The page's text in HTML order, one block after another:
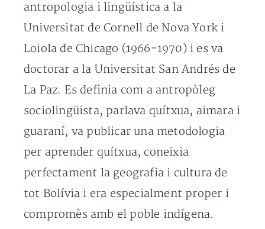
antropologia i lingüística a la
Universitat de Cornell de Nova York i
Loiola de Chicago (1966-1970) i es va
doctorar a la Universitat San Andrés de
La Paz. Es definia com a antropòleg
sociolingüista, parlava quítxua, aimara i
guaraní, va publicar una metodologia
per aprender quítxua, coneixia
perfectament la geografia i cultura de
tot Bolívia i era especialment proper i
compromès amb el poble indígena.